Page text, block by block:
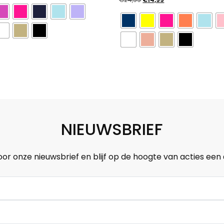
€24,99.€14,99.
NIEUWSBRIEF
onze nieuwsbrief en blijf op de hoogte van acties een